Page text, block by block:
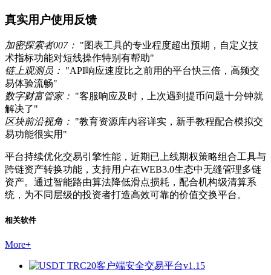
真实用户使用反馈
加密探索者007： "图表工具的专业程度超出预期，自定义技
术指标功能对短线操作特别有帮助"
链上观测员： "API响应速度比之前用的平台快三倍，高频交
易体验流畅"
数字财富管家： "客服响应及时，上次遇到提币问题十分钟就
解决了"
区块前沿视角： "教育资源库内容详实，新手教程配合模拟交
易功能很实用"
平台持续优化交易引擎性能，近期已上线期权策略组合工具与
跨链资产转换功能，支持用户在WEB3.0生态中无缝管理多链
资产。通过智能路由算法降低滑点损耗，配合机构级清算系
统，为不同层级的投资者打造高效可靠的价值交换平台。
相关软件
More+